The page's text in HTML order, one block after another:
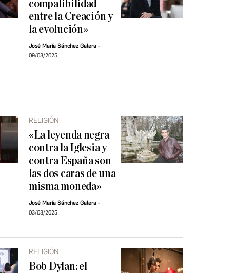
compatibilidad
entre la Creación y
la evolución»
José María Sánchez Galera
09/03/2025
RELIGIÓN
«La leyenda negra
contra la Iglesia y
contra España son
las dos caras de una
misma moneda»
José María Sánchez Galera
03/03/2025
RELIGIÓN
Bob Dylan: el